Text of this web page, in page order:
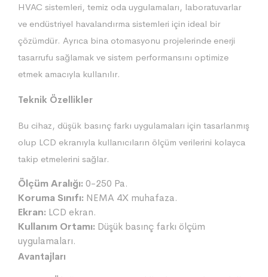
HVAC sistemleri, temiz oda uygulamaları, laboratuvarlar
ve endüstriyel havalandırma sistemleri için ideal bir
çözümdür. Ayrıca bina otomasyonu projelerinde enerji
tasarrufu sağlamak ve sistem performansını optimize
etmek amacıyla kullanılır.
Teknik Özellikler
Bu cihaz, düşük basınç farkı uygulamaları için tasarlanmış
olup LCD ekranıyla kullanıcıların ölçüm verilerini kolayca
takip etmelerini sağlar.
Ölçüm Aralığı: 0-250 Pa.
Koruma Sınıfı: NEMA 4X muhafaza.
Ekran: LCD ekran.
Kullanım Ortamı: Düşük basınç farkı ölçüm
uygulamaları.
Avantajları